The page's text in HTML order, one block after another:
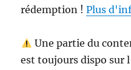
rédemption !Plus
Une partie du
est toujours dispo sur